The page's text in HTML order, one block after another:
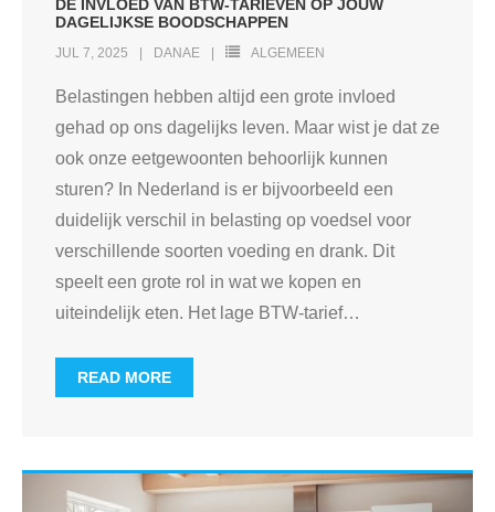
DE INVLOED VAN BTW-TARIEVEN OP JOUW
DAGELIJKSE BOODSCHAPPEN
JUL 7, 2025 DANAE ALGEMEEN
Belastingen hebben altijd een grote invloed
gehad op ons dagelijks leven. Maar wist je dat ze
ook onze eetgewoonten behoorlijk kunnen
sturen? In Nederland is er bijvoorbeeld een
duidelijk verschil in belasting op voedsel voor
verschillende soorten voeding en drank. Dit
speelt een grote rol in wat we kopen en
uiteindelijk eten. Het lage BTW-tarief…
READ MORE